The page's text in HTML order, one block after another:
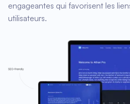
engageantes qui favorisent les
utilisateurs.